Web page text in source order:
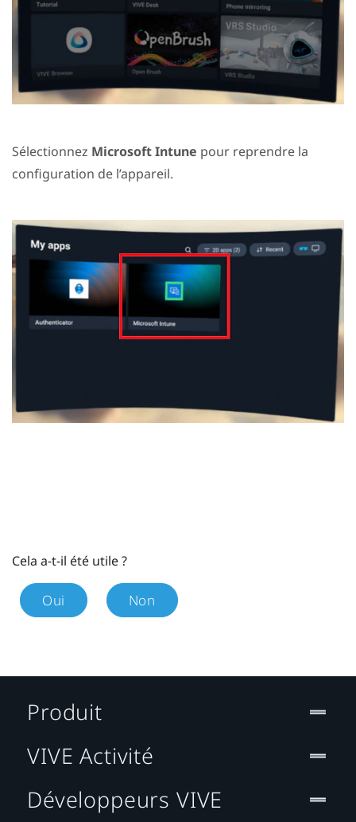
Sélectionnez Microsoft Intune pour reprendre la
configuration de l’appareil.
Cela a-t-il été utile ?
Oui Non
Produit
VIVE Activité
Développeurs VIVE